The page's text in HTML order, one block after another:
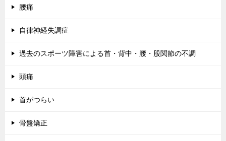
腰痛
自律神経失調症
過去のスポーツ障害による首・背中・腰・股関節の不調
頭痛
首がつらい
骨盤矯正